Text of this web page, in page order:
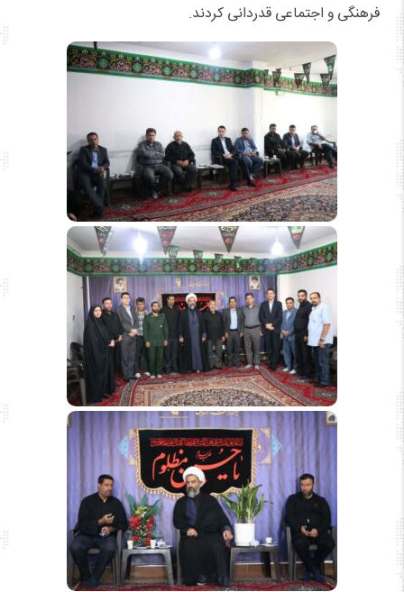
فرهنگی و اجتماعی قدردانی کردند.